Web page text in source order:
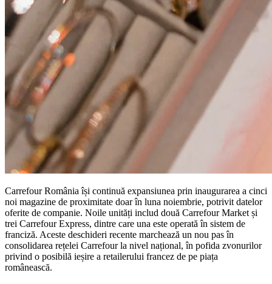
Carrefour România își continuă expansiunea prin inaugurarea a cinci
noi magazine de proximitate doar în luna noiembrie, potrivit datelor
oferite de companie. Noile unități includ două Carrefour Market și
trei Carrefour Express, dintre care una este operată în sistem de
franciză. Aceste deschideri recente marchează un nou pas în
consolidarea rețelei Carrefour la nivel național, în pofida zvonurilor
privind o posibilă ieșire a retailerului francez de pe piața
românească.